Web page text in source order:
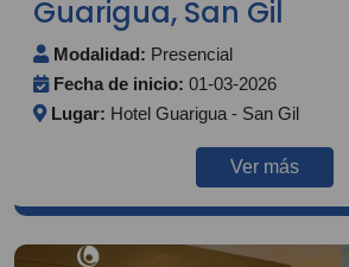
Guarigua, San Gil
Modalidad: Presencial
Fecha de inicio: 01-03-2026
Lugar: Hotel Guarigua - San Gil
Ver más